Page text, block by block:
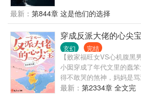
发自骨子里的颤抖。 大荒
秘的世界，如画卷般展开
无数古老而神秘的物种复
族，开天路，抬手压万古
一道黑色身影默默看着不远
大人，游戏开始了……”
最新： 第844章 这是他们的选择
穿成反派大佬的心尖宝
玄幻 完结
【败家福旺女VS心机腹
小囡穿成了年代文里的蠢
得不敢哭的煞神，妈妈是
妇，三个哥哥是方圆百里人
最新： 第2334章 全文完